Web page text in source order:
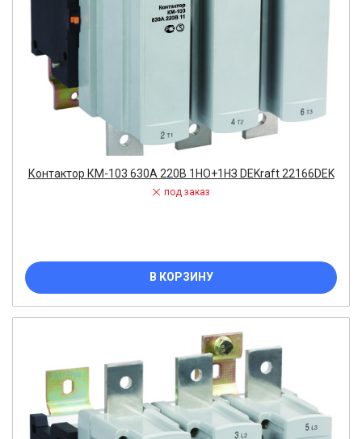
Контактор КМ-103 630А 220В 1НО+1НЗ DEKraft 22166DEK
под заказ
В КОРЗИНУ